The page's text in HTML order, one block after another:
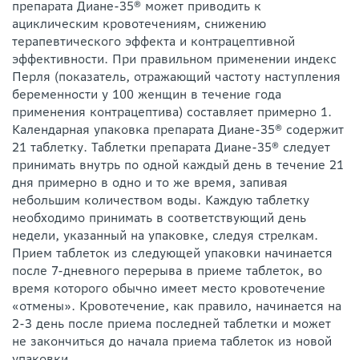
препарата Диане-35® может приводить к
ациклическим кровотечениям, снижению
терапевтического эффекта и контрацептивной
эффективности. При правильном применении индекс
Перля (показатель, отражающий частоту наступления
беременности у 100 женщин в течение года
применения контрацептива) составляет примерно 1.
Календарная упаковка препарата Диане-35® содержит
21 таблетку. Таблетки препарата Диане-35® следует
принимать внутрь по одной каждый день в течение 21
дня примерно в одно и то же время, запивая
небольшим количеством воды. Каждую таблетку
необходимо принимать в соответствующий день
недели, указанный на упаковке, следуя стрелкам.
Прием таблеток из следующей упаковки начинается
после 7-дневного перерыва в приеме таблеток, во
время которого обычно имеет место кровотечение
«отмены». Кровотечение, как правило, начинается на
2-3 день после приема последней таблетки и может
не закончиться до начала приема таблеток из новой